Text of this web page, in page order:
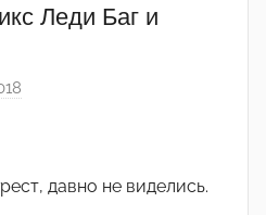
Леди Баг и
давно не виделись.